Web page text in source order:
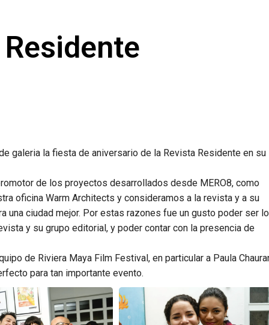
galeria la fiesta de aniversario de la Revista Residente en su
de los proyectos desarrollados desde MERO8, como
oficina Warm Architects y consideramos a la revista y a su
una ciudad mejor. Por estas razones fue un gusto poder ser
y su grupo editorial, y poder contar con la presencia de
de Riviera Maya Film Festival, en particular a Paula
para tan importante evento.